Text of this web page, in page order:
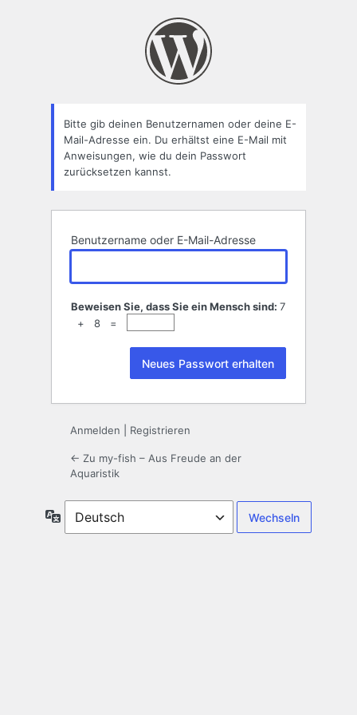
Bitte gib deinen Benutzernamen oder deine E-
Mail-Adresse ein. Du erhältst eine E-Mail mit
Anweisungen, wie du dein Passwort
zurücksetzen kannst.
Benutzername oder E-Mail-Adresse
Beweisen Sie, dass Sie ein Mensch sind: 7
+ 8 =
Anmelden Registrieren
← Zu my-fish – Aus Freude an der
Aquaristik
Sprache